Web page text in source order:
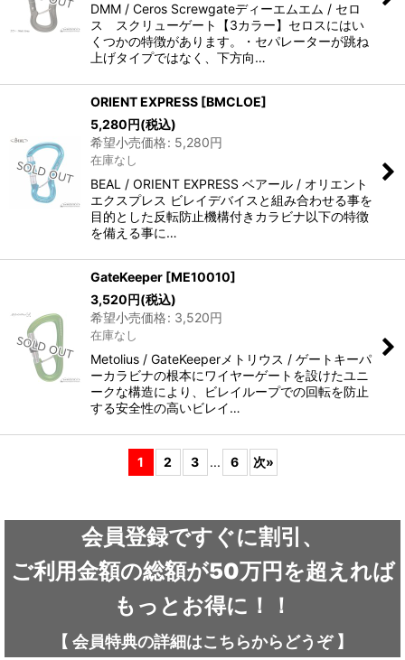
DMM / Ceros Screwgateディーエムエム / セロ
ス スクリューゲート【3カラー】セロスにはい
くつかの特徴があります。・セパレーターが跳ね
上げタイプではなく、下方向…
ORIENT EXPRESS [BMCLOE]
5,280円(税込)
希望小売価格: 5,280円
在庫なし
BEAL / ORIENT EXPRESS ベアール / オリエント
エクスプレス ビレイデバイスと組み合わせる事を
目的とした反転防止機構付きカラビナ以下の特徴
を備える事に…
GateKeeper [ME10010]
3,520円(税込)
希望小売価格: 3,520円
在庫なし
Metolius / GateKeeperメトリウス / ゲートキーパ
ーカラビナの根本にワイヤーゲートを設けたユニ
ークな構造により、ビレイループでの回転を防止
する安全性の高いビレイ…
1 2 3 ... 6 次»
会員登録ですぐに割引、
ご利用金額の総額が50万円を超えれば
もっとお得に！！
【 会員特典の詳細はこちらから どうぞ】